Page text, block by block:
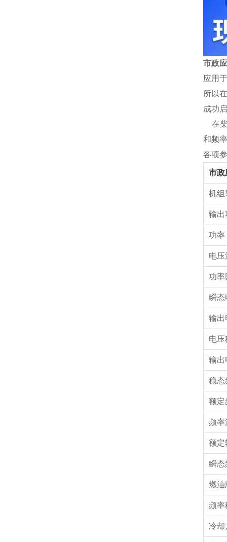
市政
应用
所以
成功
在柴
和频
各项
市政
机组
输出
功率
电压
功率
瞬态
输出
电
输出
稳态
额定
频率
额定
瞬态
燃油
频率
冷却